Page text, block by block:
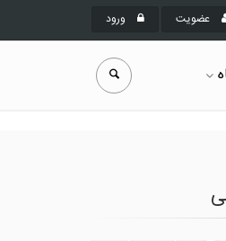
عضویت ورود